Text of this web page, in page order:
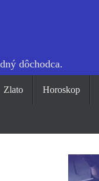
dôchodca.
Zlato Horoskop